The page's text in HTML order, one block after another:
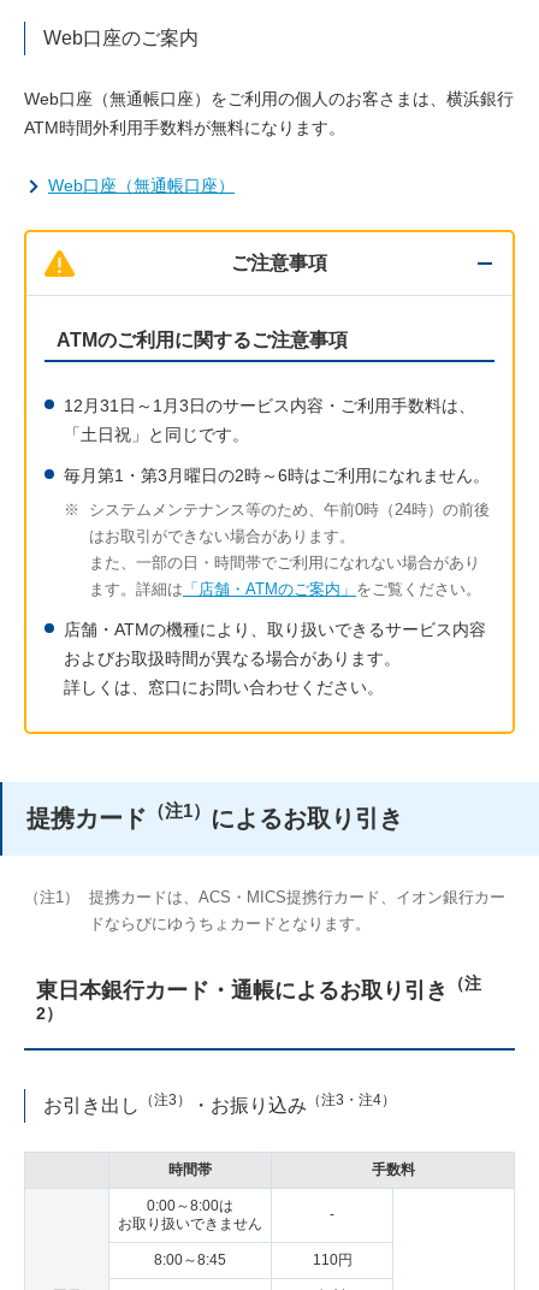
Web口座のご案内
Web口座（無通帳口座）をご利用の個人のお客さまは、横浜銀行
ATM時間外利用手数料が無料になります。
Web口座（無通帳口座）
ご注意事項
ATMのご利用に関するご注意事項
12月31日～1月3日のサービス内容・ご利用手数料は、
「土日祝」と同じです。
毎月第1・第3月曜日の2時～6時はご利用になれません。
※
システムメンテナンス等のため、午前0時（24時）の前後
はお取引ができない場合があります。
また、一部の日・時間帯でご利用になれない場合があり
ます。詳細は 「店舗・ATMのご案内」 をご覧ください。
店舗・ATMの機種により、取り扱いできるサービス内容
およびお取扱時間が異なる場合があります。
詳しくは、窓口にお問い合わせください。
提携カード （注1） によるお取り引き
（注1）
提携カードは、ACS・MICS提携行カード、イオン銀行カー
ドならびにゆうちょカードとなります。
東日本銀行カード・通帳によるお取り引き
（注
2）
お引き出し （注3） ・お振り込み （注3・注4）
時間帯 手数料
0:00～8:00は
お取り扱いできません
-
8:00～8:45 110円